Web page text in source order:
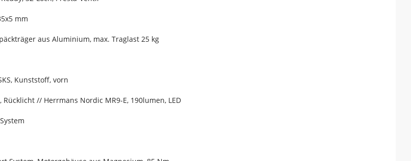
mm
aus Aluminium, max. Traglast 25 kg
Kunststoff, vorn
// Herrmans Nordic MR9-E, 190lumen, LED